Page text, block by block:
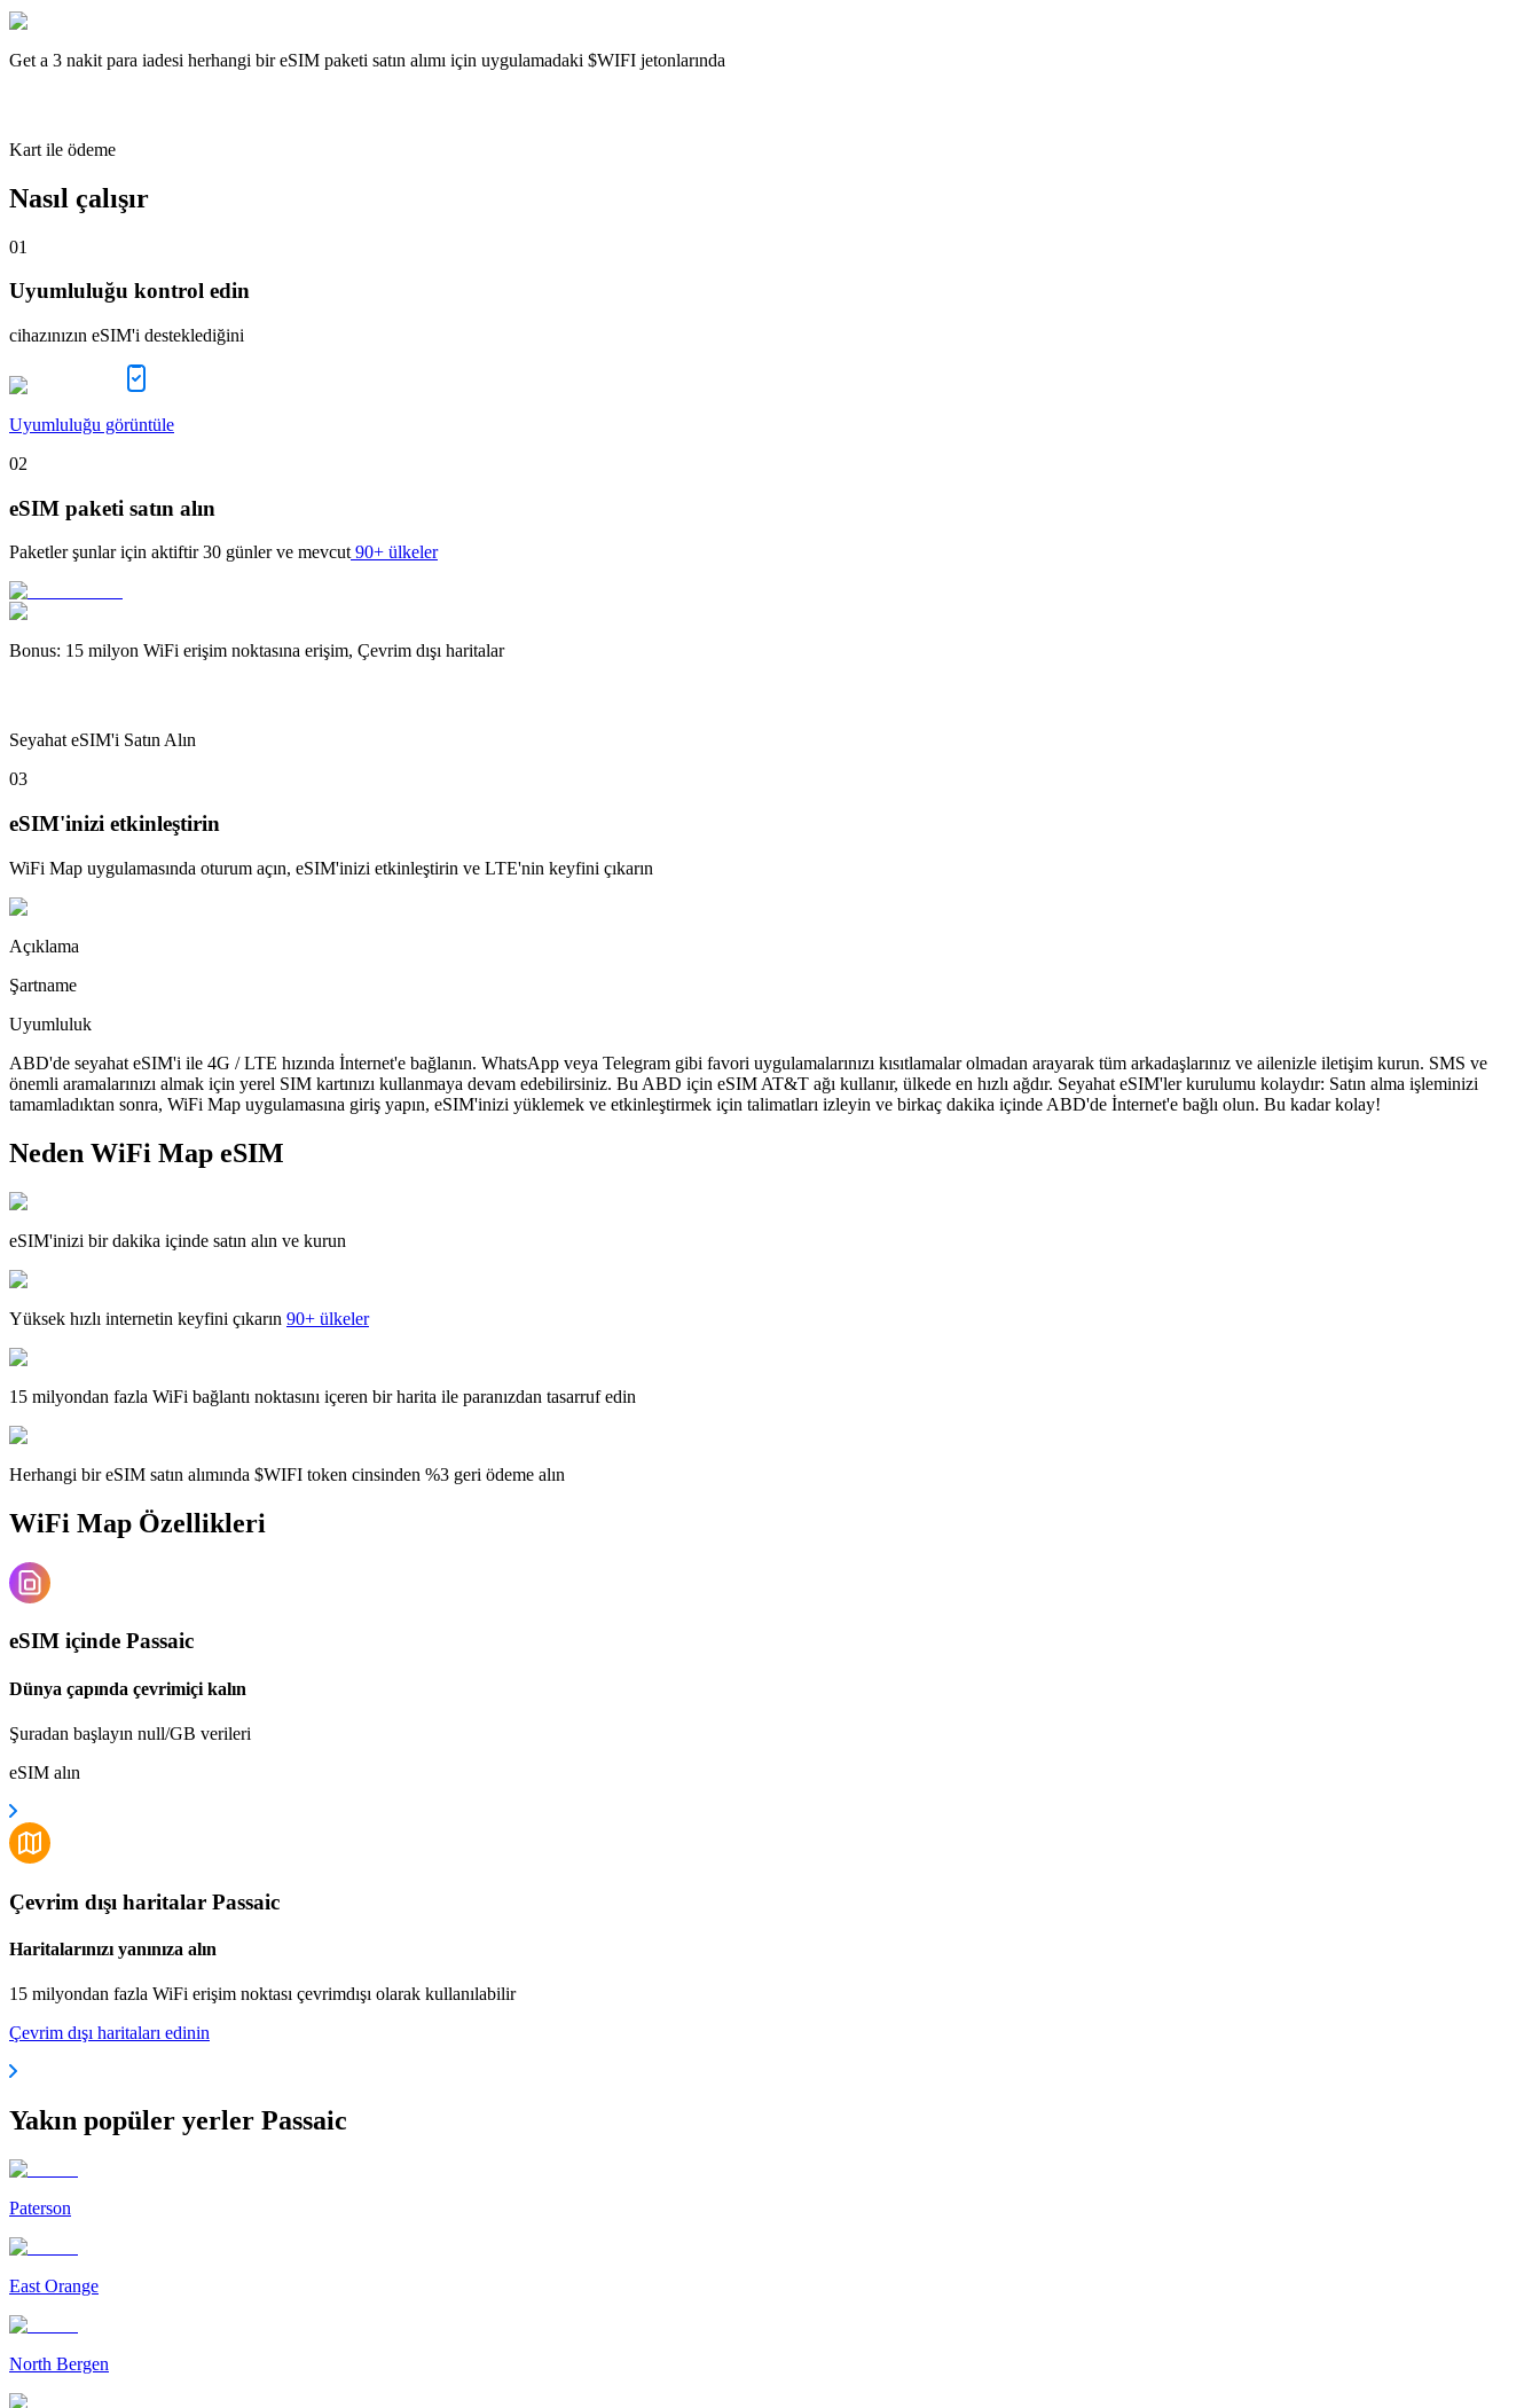
Get a 3 nakit para iadesi herhangi bir eSIM paketi satın alımı için uygulamadaki $WIFI jetonlarında
Kart ile ödeme
Nasıl çalışır
01
Uyumluluğu kontrol edin
cihazınızın eSIM'i desteklediğini
Uyumluluğu görüntüle
02
eSIM paketi satın alın
Paketler şunlar için aktiftir 30 günler ve mevcut 90+ ülkeler
Bonus: 15 milyon WiFi erişim noktasına erişim, Çevrim dışı haritalar
Seyahat eSIM'i Satın Alın
03
eSIM'inizi etkinleştirin
WiFi Map uygulamasında oturum açın, eSIM'inizi etkinleştirin ve LTE'nin keyfini çıkarın
Açıklama
Şartname
Uyumluluk
ABD'de seyahat eSIM'i ile 4G / LTE hızında İnternet'e bağlanın. WhatsApp veya Telegram gibi favori uygulamalarınızı kısıtlamalar olmadan arayarak tüm arkadaşlarınız ve ailenizle iletişim kurun. SMS ve
önemli aramalarınızı almak için yerel SIM kartınızı kullanmaya devam edebilirsiniz. Bu ABD için eSIM AT&T ağı kullanır, ülkede en hızlı ağdır. Seyahat eSIM'ler kurulumu kolaydır: Satın alma işleminizi
tamamladıktan sonra, WiFi Map uygulamasına giriş yapın, eSIM'inizi yüklemek ve etkinleştirmek için talimatları izleyin ve birkaç dakika içinde ABD'de İnternet'e bağlı olun. Bu kadar kolay!
Neden WiFi Map eSIM
eSIM'inizi bir dakika içinde satın alın ve kurun
Yüksek hızlı internetin keyfini çıkarın 90+ ülkeler
15 milyondan fazla WiFi bağlantı noktasını içeren bir harita ile paranızdan tasarruf edin
Herhangi bir eSIM satın alımında $WIFI token cinsinden %3 geri ödeme alın
WiFi Map Özellikleri
eSIM içinde Passaic
Dünya çapında çevrimiçi kalın
Şuradan başlayın null/GB verileri
eSIM alın
Çevrim dışı haritalar Passaic
Haritalarınızı yanınıza alın
15 milyondan fazla WiFi erişim noktası çevrimdışı olarak kullanılabilir
Çevrim dışı haritaları edinin
Yakın popüler yerler Passaic
Paterson
East Orange
North Bergen